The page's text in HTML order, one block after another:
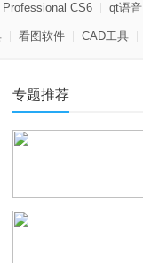
CS6 qt语音
看图软件 CAD工具
专题推荐